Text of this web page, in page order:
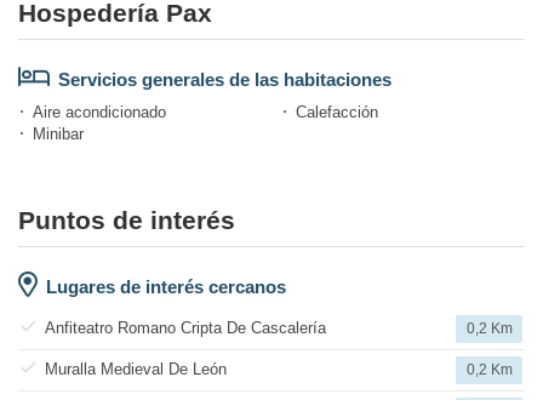
Hospedería Pax
Servicios generales de las habitaciones
Aire acondicionado
Calefacción
Minibar
Puntos de interés
Lugares de interés cercanos
Anfiteatro Romano Cripta De Cascalería 0,2 Km
Muralla Medieval De León 0,2 Km